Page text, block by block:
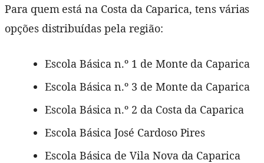
Para quem está na Costa da Caparica, tens várias
opções distribuídas pela região:
Escola Básica n.º 1 de Monte da Caparica
Escola Básica n.º 3 de Monte da Caparica
Escola Básica n.º 2 da Costa da Caparica
Escola Básica José Cardoso Pires
Escola Básica de Vila Nova da Caparica